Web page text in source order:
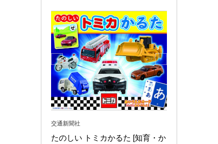
交通新聞社
たのしい トミカかるた [知育・か